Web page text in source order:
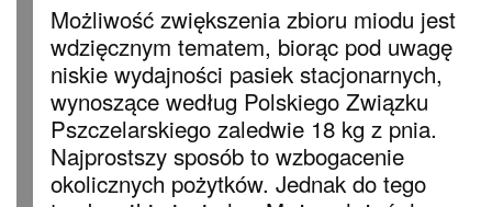
Możliwość zwiększenia zbioru miodu jest
wdzięcznym tematem, biorąc pod uwagę
niskie wydajności pasiek stacjonarnych,
wynoszące według Polskiego Związku
Pszczelarskiego zaledwie 18 kg z pnia.
Najprostszy sposób to wzbogacenie
okolicznych pożytków. Jednak do tego